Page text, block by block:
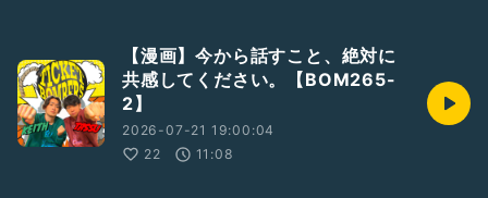
【漫画】今から話すこと、絶対に
共感してください。【BOM265-
2】
2026-07-21 19:00:04
22
11:08